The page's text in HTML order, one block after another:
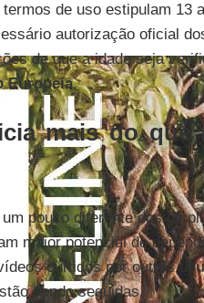
de uso estipulam 13
autorização oficial
de que a idade seja
Europeia.
mais do que
pouco diferente dos de
maior potencial de
curtidos por outros
sendo seguidas.